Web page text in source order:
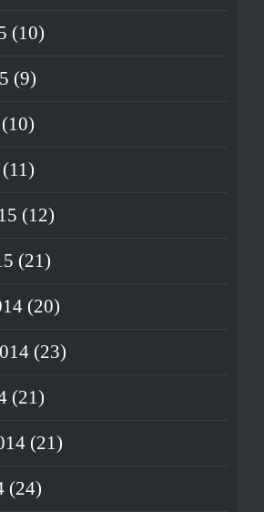
(10)
(9)
(12)
(21)
(20)
(23)
(21)
(21)
(24)